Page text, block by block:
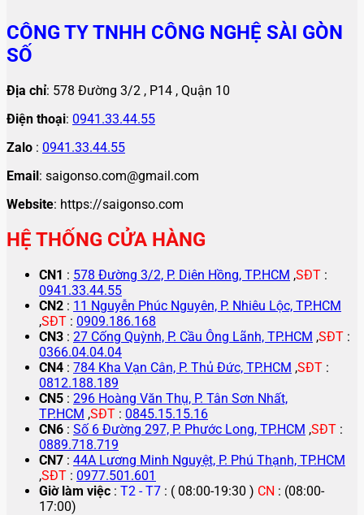
CÔNG TY TNHH CÔNG NGHỆ SÀI GÒN
SỐ
Địa chỉ: 578 Đường 3/2 , P14 , Quận 10
Điện thoại: 0941.33.44.55
Zalo : 0941.33.44.55
Email: saigonso.com@gmail.com
Website: https://saigonso.com
HỆ THỐNG CỬA HÀNG
CN1 : 578 Đường 3/2, P. Diên Hồng, TP.HCM ,SĐT :
0941.33.44.55
CN2 : 11 Nguyễn Phúc Nguyên, P. Nhiêu Lộc, TP.HCM
,SĐT : 0909.186.168
CN3 : 27 Cống Quỳnh, P. Cầu Ông Lãnh, TP.HCM ,SĐT :
0366.04.04.04
CN4 : 784 Kha Vạn Cân, P. Thủ Đức, TP.HCM ,SĐT :
0812.188.189
CN5 : 296 Hoàng Văn Thụ, P. Tân Sơn Nhất,
TP.HCM ,SĐT : 0845.15.15.16
CN6 : Số 6 Đường 297, P. Phước Long, TP.HCM ,SĐT :
0889.718.719
CN7 : 44A Lương Minh Nguyệt, P. Phú Thạnh, TP.HCM
,SĐT : 0977.501.601
Giờ làm việc : T2 - T7 : ( 08:00-19:30 ) CN : (08:00-
17:00)